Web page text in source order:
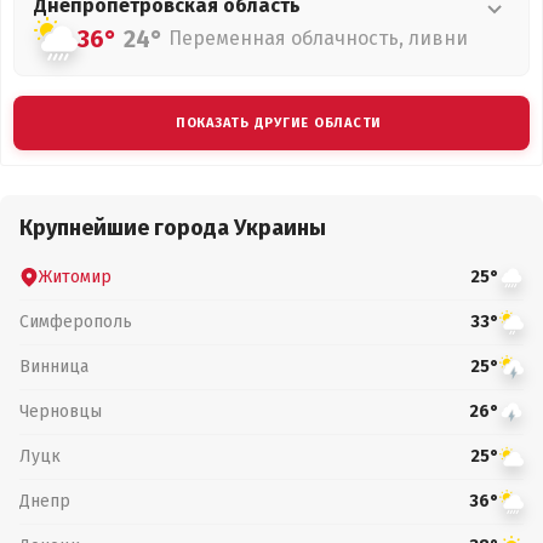
Днепропетровская область
36° 24° Переменная облачность, ливни
ПОКАЗАТЬ ДРУГИЕ ОБЛАСТИ
Крупнейшие города Украины
Житомир 25°
Симферополь 33°
Винница 25°
Черновцы 26°
Луцк 25°
Днепр 36°